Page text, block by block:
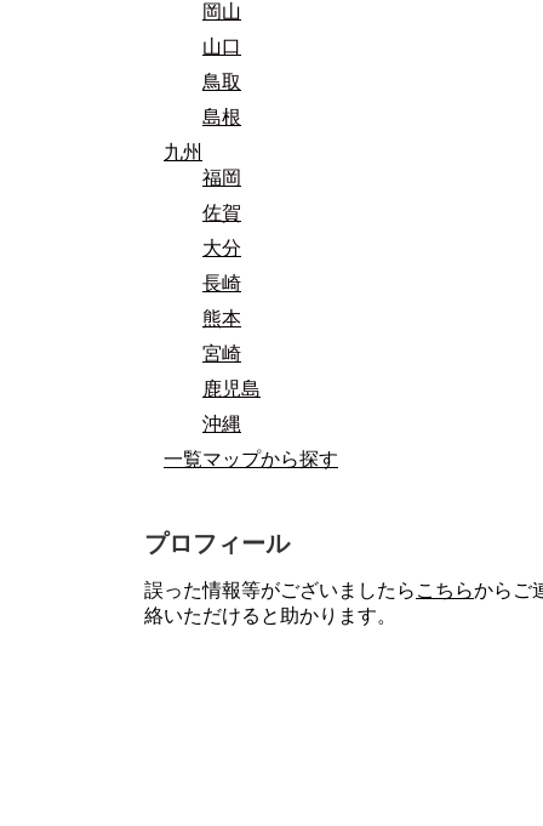
岡山
山口
鳥取
島根
九州
福岡
佐賀
大分
長崎
熊本
宮崎
鹿児島
沖縄
一覧マップから探す
プロフィール
誤った情報等がございましたら こちらからご
絡いただけると助かります。